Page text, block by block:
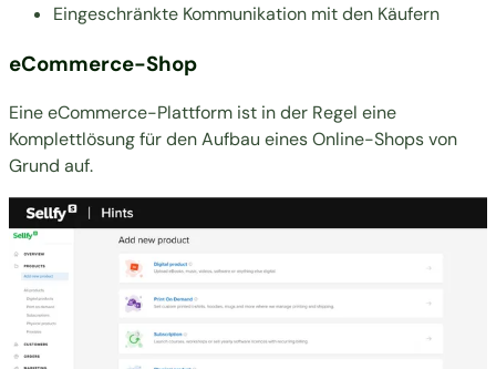
Eingeschränkte Kommunikation mit den Käufern
eCommerce-Shop
Eine eCommerce-Plattform ist in der Regel eine
Komplettlösung für den Aufbau eines Online-Shops von
Grund auf.